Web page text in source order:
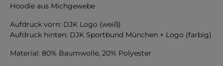
Hoodie aus Michgewebe
Aufdruck vorn: DJK Logo (weiß)
Aufdruck hinten: DJK Sportbund München + Logo (farbig)
Material: 80% Baumwolle, 20% Polyester